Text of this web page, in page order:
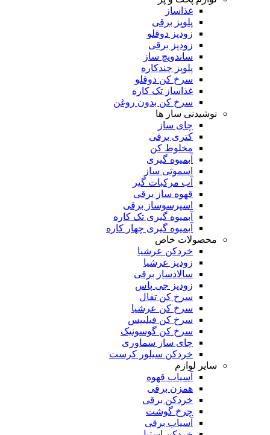
غذاساز
پلوپز برقی
زودپز دوقلو
زودپز برقی
ساندویچ ساز
پلوپز چندکاره
سرخ کن دوقلو
غذاساز تک کاره
سرخ کن بدون روغن
نوشیدنی ساز ها
چای ساز
کتری برقی
مخلوط کن
آبمیوه گیری
اسموتی ساز
آب مرکبات گیر
قهوه ساز برقی
اسپرسوساز برقی
آبمیوه گیری تک کاره
آبمیوه گیری چهار کاره
محصولات خاص
خردکن عرشیا
زودپز عرشیا
سالادساز برقی
زودپز جی پاس
سرخ کن تفال
سرخ کن عرشیا
سرخ کن فیلیپس
سرخ کن گوسونیک
چای ساز سماوری
خردکن سیلور کرست
سایر لوازم
آسیاب قهوه
همزن برقی
خردکن برقی
چرخ گوشت
آسیاب برقی